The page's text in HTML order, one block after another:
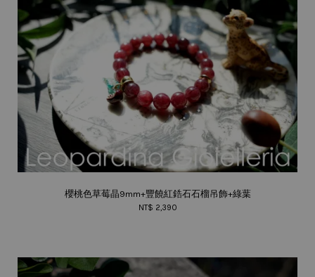
櫻桃色草莓晶9mm+豐饒紅鋯石石榴吊飾+綠葉
NT$ 2,390